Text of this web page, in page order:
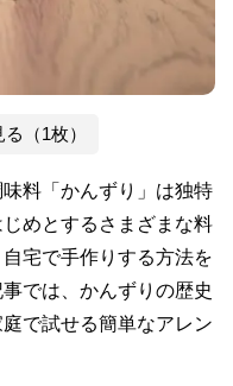
（1枚）
料「かんずり」は独特
めとするさまざまな料
宅で手作りする方法を
では、かんずりの歴史
で試せる簡単なアレン